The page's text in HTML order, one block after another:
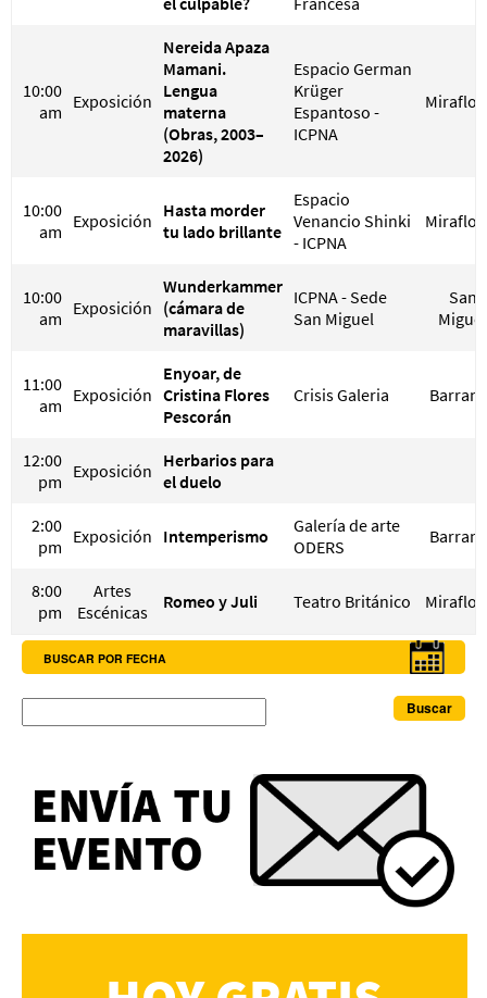
10:00
am Exposición
Nereida Apaza
Mamani.
Lengua
materna
(Obras, 2003–
2026)
Espacio German
Krüger
Espantoso -
ICPNA
10:00
am Exposición Hasta morder
tu lado brillante
Espacio
Venancio Shinki
- ICPNA
10:00
am Exposición
Wunderkammer
(cámara de
maravillas)
ICPNA - Sede
San Miguel
San
Miguel
11:00
am Exposición
Enyoar, de
Cristina Flores
Pescorán
Crisis Galeria
12:00
pm Exposición Herbarios para
el duelo
2:00
pm Exposición Intemperismo
Galería de arte
ODERS
8:00
pm
Artes
Escénicas
Romeo y Juli Teatro Británico
BUSCAR POR FECHA